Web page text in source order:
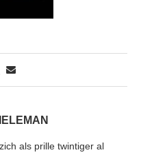
als prille twintiger al